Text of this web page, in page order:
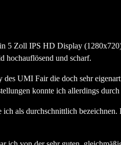
5 Zoll IPS HD Display
hochauflösend und scharf.
UMI Fair die doch sehr
konnte ich allerdings
als durchschnittlich bezeichnen.